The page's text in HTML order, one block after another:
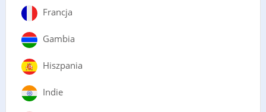
Francja
Gambia
Hiszpania
Indie